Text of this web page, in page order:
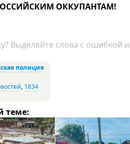
ОККУПАНТАМ!
Выделяйте слова с ошибкой
полиция
, 1834
теме: